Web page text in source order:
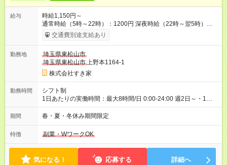
給与
時給1,150円～
通常時給（5時～22時）：1200円 深夜時給（22時～翌5時）：
1500円 高校生時給：1150円 【特別手当】早朝手当（5：00-9：
00）時給+150円 【試用期間】試用期間あり 試用期間の長さ：1
30日（※条件変更なし）ですが、切り上げで一ヶ月とさせてい
ただきます。 研修制度あり：15時間(研修中も同時給）
交通費別途支給あり
勤務地
埼玉県東松山市
埼玉県東松山市上野本1164-1
株式会社すき家
勤務時間
シフト制
1日あたりの実働時間：最大8時間/日 0:00-24:00 週2日～・1日
2h～OK ＜シフト例＞ 〇朝帯 5:00-9:00 〇昼帯 9:00-14:00 〇午
後帯 14:00-18:00 〇夜帯 18:00-22:00 〇深夜帯 22:00-翌5:00 基
ます♪
期間 春・夏・冬休み期間限定
特徴 副業・WワークOK
気になる！ 応募する 詳細へ